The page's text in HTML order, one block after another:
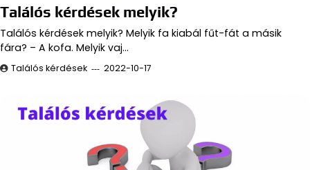
Találós kérdések melyik?
Találós kérdések melyik? Melyik fa kiabál fűt-fát a másik
fára? – A kofa. Melyik vaj…
Találós kérdések 2022-10-17